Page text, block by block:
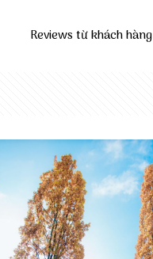
Reviews từ khách hàng